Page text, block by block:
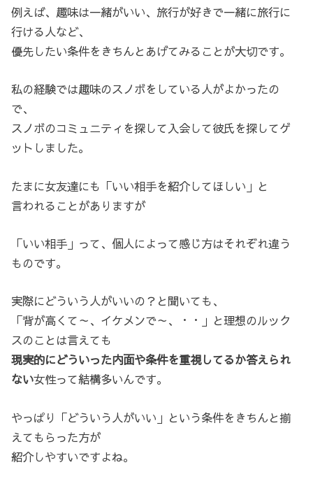
例えば、趣味は一緒がいい、旅行が好きで一緒に旅行に
行ける人など、
優先したい条件をきちんとあげてみることが大切です。
私の経験では趣味のスノボをしている人がよかったの
で、
スノボのコミュニティを探して入会して彼氏を探してゲ
ットしました。
たまに女友達にも「いい相手を紹介してほしい」と
言われることがありますが
「いい相手」って、個人によって感じ方はそれぞれ違う
ものです。
実際にどういう人がいいの？と聞いても、
「背が高くて～、イケメンで～、・・」と理想のルック
スのことは言えても
現実的にどういった内面や条件を重視してるか答えられ
ない女性って結構多いんです。
やっぱり「どういう人がいい」という条件をきちんと揃
えてもらった方が
紹介しやすいですよね。